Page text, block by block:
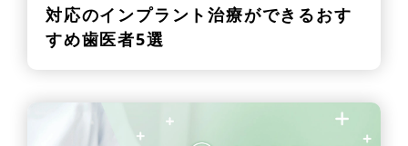
対応のインプラント治療ができるおす
すめ歯医者5選